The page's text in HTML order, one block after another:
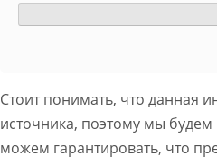
Стоит понимать, что данная
источника, поэтому мы
можем гарантировать, что